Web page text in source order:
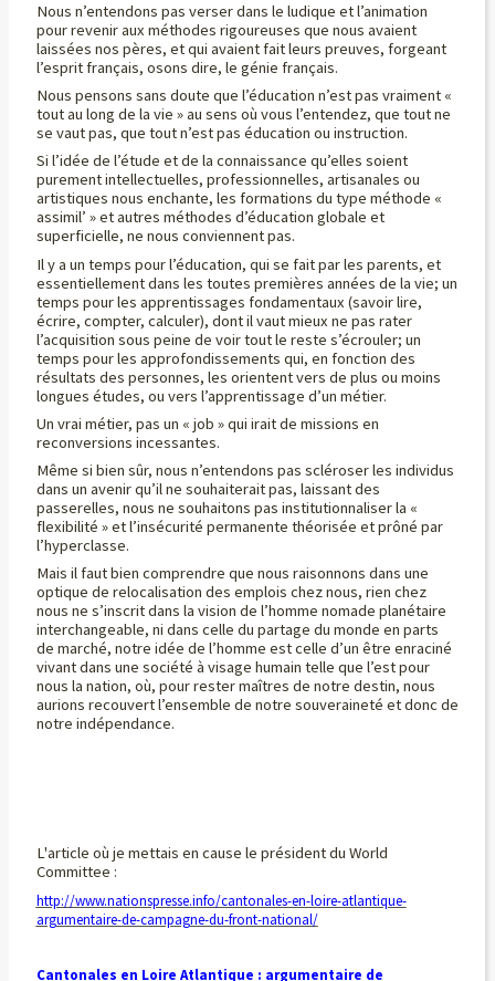
Nous n’entendons pas verser dans le ludique et l’animation
pour revenir aux méthodes rigoureuses que nous avaient
laissées nos pères, et qui avaient fait leurs preuves, forgeant
l’esprit français, osons dire, le génie français.
Nous pensons sans doute que l’éducation n’est pas vraiment «
tout au long de la vie » au sens où vous l’entendez, que tout ne
se vaut pas, que tout n’est pas éducation ou instruction.
Si l’idée de l’étude et de la connaissance qu’elles soient
purement intellectuelles, professionnelles, artisanales ou
artistiques nous enchante, les formations du type méthode «
assimil’ » et autres méthodes d’éducation globale et
superficielle, ne nous conviennent pas.
Il y a un temps pour l’éducation, qui se fait par les parents, et
essentiellement dans les toutes premières années de la vie; un
temps pour les apprentissages fondamentaux (savoir lire,
écrire, compter, calculer), dont il vaut mieux ne pas rater
l’acquisition sous peine de voir tout le reste s’écrouler; un
temps pour les approfondissements qui, en fonction des
résultats des personnes, les orientent vers de plus ou moins
longues études, ou vers l’apprentissage d’un métier.
Un vrai métier, pas un « job » qui irait de missions en
reconversions incessantes.
Même si bien sûr, nous n’entendons pas scléroser les individus
dans un avenir qu’il ne souhaiterait pas, laissant des
passerelles, nous ne souhaitons pas institutionnaliser la «
flexibilité » et l’insécurité permanente théorisée et prôné par
l’hyperclasse.
Mais il faut bien comprendre que nous raisonnons dans une
optique de relocalisation des emplois chez nous, rien chez
nous ne s’inscrit dans la vision de l’homme nomade planétaire
interchangeable, ni dans celle du partage du monde en parts
de marché, notre idée de l’homme est celle d’un être enraciné
vivant dans une société à visage humain telle que l’est pour
nous la nation, où, pour rester maîtres de notre destin, nous
aurions recouvert l’ensemble de notre souveraineté et donc de
notre indépendance.
L'article où je mettais en cause le président du World
Committee :
http://www.nationspresse.info/cantonales-en-loire-atlantique-
argumentaire-de-campagne-du-front-national/
Cantonales en Loire Atlantique : argumentaire de